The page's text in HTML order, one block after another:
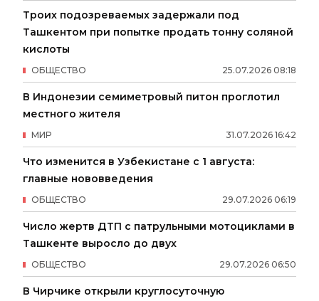
Троих подозреваемых задержали под
Ташкентом при попытке продать тонну соляной
кислоты
25.07.2026 08:18
ОБЩЕСТВО
В Индонезии семиметровый питон проглотил
местного жителя
31.07.2026 16:42
МИР
Что изменится в Узбекистане с 1 августа:
главные нововведения
29.07.2026 06:19
ОБЩЕСТВО
Число жертв ДТП с патрульными мотоциклами в
Ташкенте выросло до двух
29.07.2026 06:50
ОБЩЕСТВО
В Чирчике открыли круглосуточную